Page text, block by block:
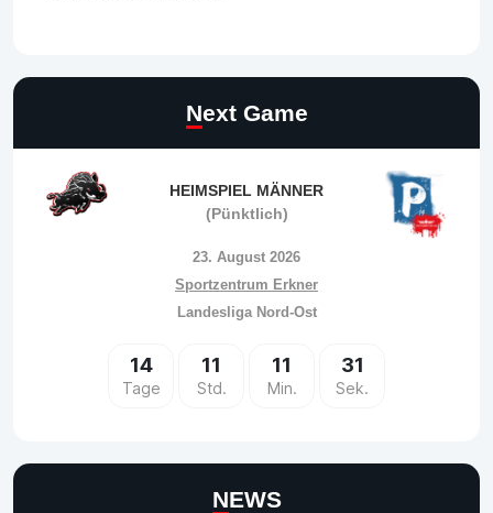
Next Game
HEIMSPIEL MÄNNER
(Pünktlich)
23. August 2026
Sportzentrum Erkner
Landesliga Nord-Ost
14
Tage
11
Std.
11
Min.
31
Sek.
NEWS